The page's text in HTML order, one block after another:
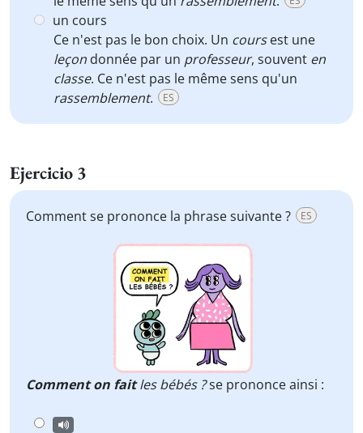
un cours
Ce n'est pas le bon choix. Un coursest une
leçon donnée par un professeur, souvent en
classe. Ce n'est pas le même sens qu'un
rassemblement. ES
Ejercicio 3
Comment se prononce la phrase suivante ? ES
Comment on faitles bébés ?se prononce ainsi :